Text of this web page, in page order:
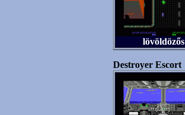
lövöldözős
Destroyer Escort